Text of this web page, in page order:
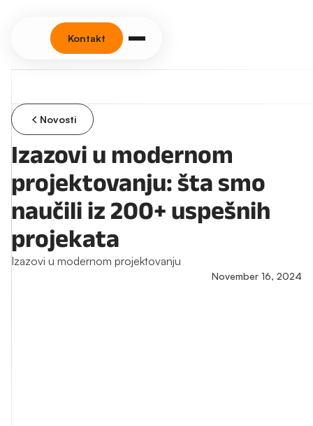
Kontakt
Novosti
Izazovi u modernom
projektovanju: šta smo
naučili iz 200+ uspešnih
projekata
Izazovi u modernom projektovanju
November 16, 2024